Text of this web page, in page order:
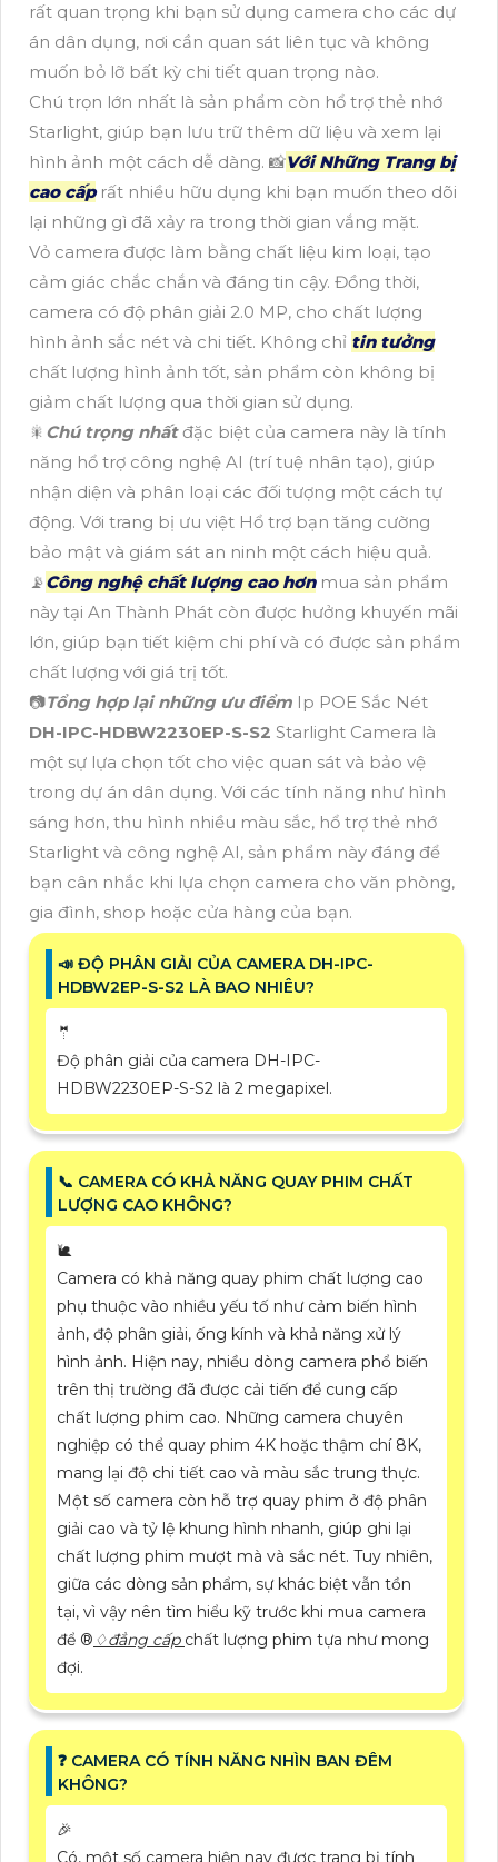
rất quan trọng khi bạn sử dụng camera cho các dự
án dân dụng, nơi cần quan sát liên tục và không
muốn bỏ lỡ bất kỳ chi tiết quan trọng nào.
Chú trọn lớn nhất là sản phẩm còn hổ trợ thẻ nhớ
Starlight, giúp bạn lưu trữ thêm dữ liệu và xem lại
hình ảnh một cách dễ dàng. 📸Với Những Trang bị
cao cấprất nhiều hữu dụng khi bạn muốn theo dõi
lại những gì đã xảy ra trong thời gian vắng mặt.
Vỏ camera được làm bằng chất liệu kim loại, tạo
cảm giác chắc chắn và đáng tin cậy. Đồng thời,
camera có độ phân giải 2.0 MP, cho chất lượng
hình ảnh sắc nét và chi tiết. Không chỉ tin tưởng
chất lượng hình ảnh tốt, sản phẩm còn không bị
giảm chất lượng qua thời gian sử dụng.
🎇 Chú trọng nhấtđặc biệt của camera này là tính
năng hổ trợ công nghệ AI (trí tuệ nhân tạo), giúp
nhận diện và phân loại các đối tượng một cách tự
động. Với trang bị ưu việt Hổ trợ bạn tăng cường
bảo mật và giám sát an ninh một cách hiệu quả.
📡 Công nghệ chất lượng cao hơnmua sản phẩm
này tại An Thành Phát còn được hưởng khuyến mãi
lớn, giúp bạn tiết kiệm chi phí và có được sản phẩm
chất lượng với giá trị tốt.
📷Tổng hợp lại những ưu điểm Ip POE Sắc Nét
DH-IPC-HDBW2230EP-S-S2 Starlight Camera là
một sự lựa chọn tốt cho việc quan sát và bảo vệ
trong dự án dân dụng. Với các tính năng như hình
sáng hơn, thu hình nhiều màu sắc, hổ trợ thẻ nhớ
Starlight và công nghệ AI, sản phẩm này đáng để
bạn cân nhắc khi lựa chọn camera cho văn phòng,
gia đình, shop hoặc cửa hàng của bạn.
📣 ĐỘ PHÂN GIẢI CỦA CAMERA DH-IPC-
HDBW2EP-S-S2 LÀ BAO NHIÊU?
🤵
Độ phân giải của camera DH-IPC-
HDBW2230EP-S-S2 là 2 megapixel.
📞 CAMERA CÓ KHẢ NĂNG QUAY PHIM CHẤT
LƯỢNG CAO KHÔNG?
🐌
Camera có khả năng quay phim chất lượng cao
phụ thuộc vào nhiều yếu tố như cảm biến hình
ảnh, độ phân giải, ống kính và khả năng xử lý
hình ảnh. Hiện nay, nhiều dòng camera phổ biến
trên thị trường đã được cải tiến để cung cấp
chất lượng phim cao. Những camera chuyên
nghiệp có thể quay phim 4K hoặc thậm chí 8K,
mang lại độ chi tiết cao và màu sắc trung thực.
Một số camera còn hỗ trợ quay phim ở độ phân
giải cao và tỷ lệ khung hình nhanh, giúp ghi lại
chất lượng phim mượt mà và sắc nét. Tuy nhiên,
giữa các dòng sản phẩm, sự khác biệt vẫn tồn
tại, vì vậy nên tìm hiểu kỹ trước khi mua camera
để ®️ ♢đẳng cấp chất lượng phim tựa như mong
đợi.
️❓ CAMERA CÓ TÍNH NĂNG NHÌN BAN ĐÊM
KHÔNG?
️🎉
Có, một số camera hiện nay được trang bị tính